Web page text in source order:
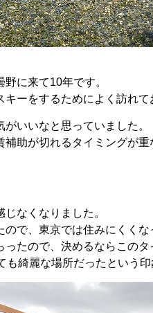
に来て10年です。
ーをするためによく訪れ
いいなと思っていました。
助が切れるタイミングが
なくなりました。
で、東京では住みにくくな
たので、決めるならこの
綺麗な場所だったという